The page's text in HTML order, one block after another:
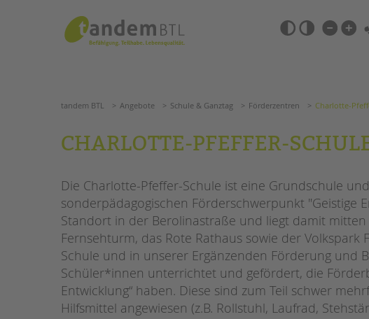
Barrierefrei-
Einstellungen
überspringen
ANGEBOTE
SCHULE & GANZTAG
Grundschulen
Oberschulen
Förderzentren
Kollegs
EFöB
Schulbezogene Sozialarbeit
Tagesgruppen
EINGLIEDERUNGSHILFE
BETREUTES WOHNEN
TANDEM BTL AKADEMIE
Zertfikatskurse
Seminarkalender
Seminarräume
tandem BTL Angebote Förderzentren
tandem BTL Angebote Schule & Ganztag Förderzentren Charlotte-
CHARLOTTE-PFEFFER-
Die Charlotte-Pfeffer-Schule ist eine Grundschule
sonderpädagogischen Förderschwerpunkt "Geistige
Standort in der Berolinastraße und liegt damit
Fernsehturm, das Rote Rathaus sowie der
Schule und in unserer Ergänzenden Förderung und
Schüler*innen unterrichtet und gefördert, die
Entwicklung“ haben. Diese sind zum Teil schwer
Hilfsmittel angewiesen (z.B. Rollstuhl, Laufrad,